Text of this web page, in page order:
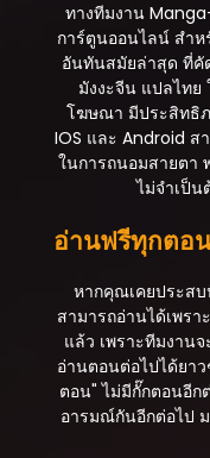
ตอนที่ 203
สิงหาคม 21, 2025
ตอนที่ 202
สิงหาคม 21, 2025
ตอนที่ 200
ตอนที่ 199
สิงหาคม 21, 2025
ตอนที่ 198
สิงหาคม 21, 2025
ทางทีมงาน
การ์ตูนออนไลน์ สำ
อันทันสมัยล่าสุด ที่คั
มังงะจีน แปลไทย
โฆษณา มีประสิทธิ
IOS และ Android ส
ในการถนอมสายตา
ไม่จำเป็น
อ่านฟรีทุกตอน
หากคุณเคยประส
สามารถอ่านได้เพร
แล้ว เพราะทีมงาน
อ่านตอนต่อไปได้ยา
ตอน" ไม่มีกั๊กตอนอีก
อารมณ์กันอีกต่อไป